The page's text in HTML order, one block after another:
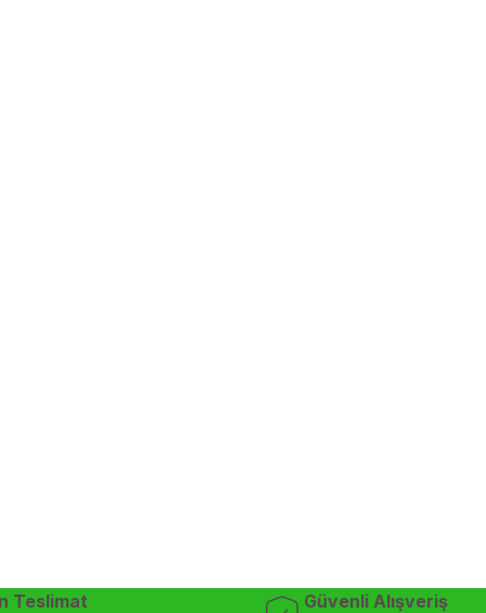
Teslimat Güvenli Alışveriş